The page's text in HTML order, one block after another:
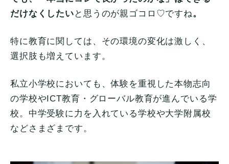
だけなくしたい と思うのが親ゴコロ♡ですね。
特に教育に関しては、その環境の変化は激しく、
選択肢も増えています。
私立小学校においても、体験を重視した本物志向
の学校やICT教育・グローバル教育が進んでいる学
校。中学受験に力を入れている学校や大学附属校
などさまざまです。